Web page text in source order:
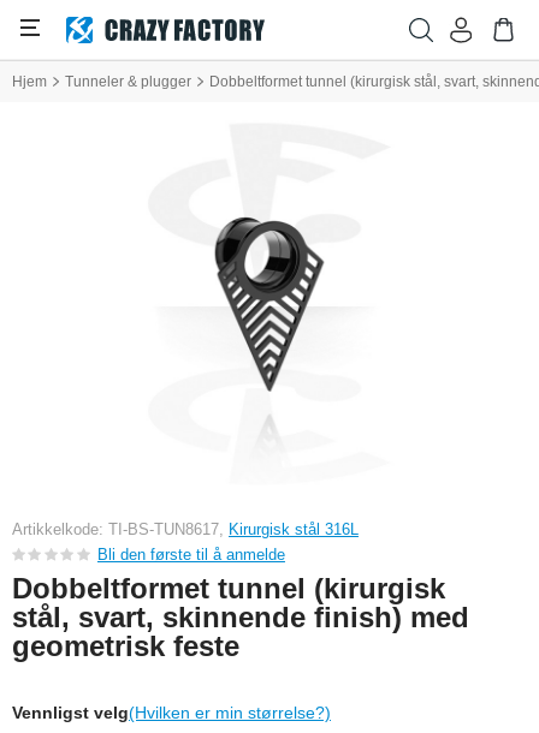
Hjem Tunneler & plugger Dobbeltformet tunnel (kirurgisk stål, svart,
Artikkelkode: TI-BS-TUN8617, Kirurgisk stål 316L
Bli den første til å anmelde
Dobbeltformet tunnel (kirurgisk
stål, svart, skinnende finish) med
geometrisk feste
Vennligst velg(Hvilken er min størrelse?)